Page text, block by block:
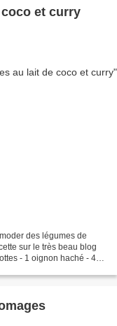
et curry
des légumes de
sur le très beau blog
- 1 oignon haché - 40